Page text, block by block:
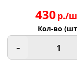
430 р./
Кол-во
-